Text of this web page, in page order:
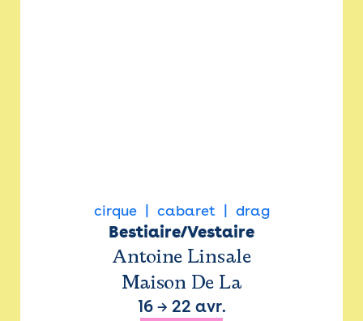
cirque cabaret drag
Bestiaire/Vestaire
Antoine Linsale
Maison De La
16→ 22 avr.